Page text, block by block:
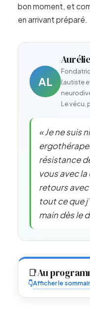
bon moment, et
en arrivant préparé.
AL
(autiste
Le vécu,
« Je ne suis
résistance
vous avec
retours avec
tout ce que
main dès le
📑Au
👇